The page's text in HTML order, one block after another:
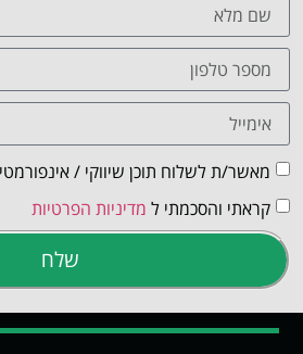
מאשר/ת לשלוח תוכן שיווקי /
קראתי והסכמתי ל מדיניות הפרטיות
שלח